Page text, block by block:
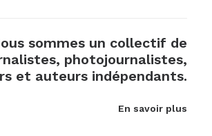
sommes un collectif de
photojournalistes,
et auteurs indépendants.
En savoir plus